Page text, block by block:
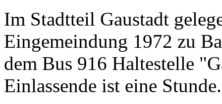
Im Stadtteil Gaustadt
Eingemeindung 1972 zu
dem Bus 916 Haltestelle
Einlassende ist eine